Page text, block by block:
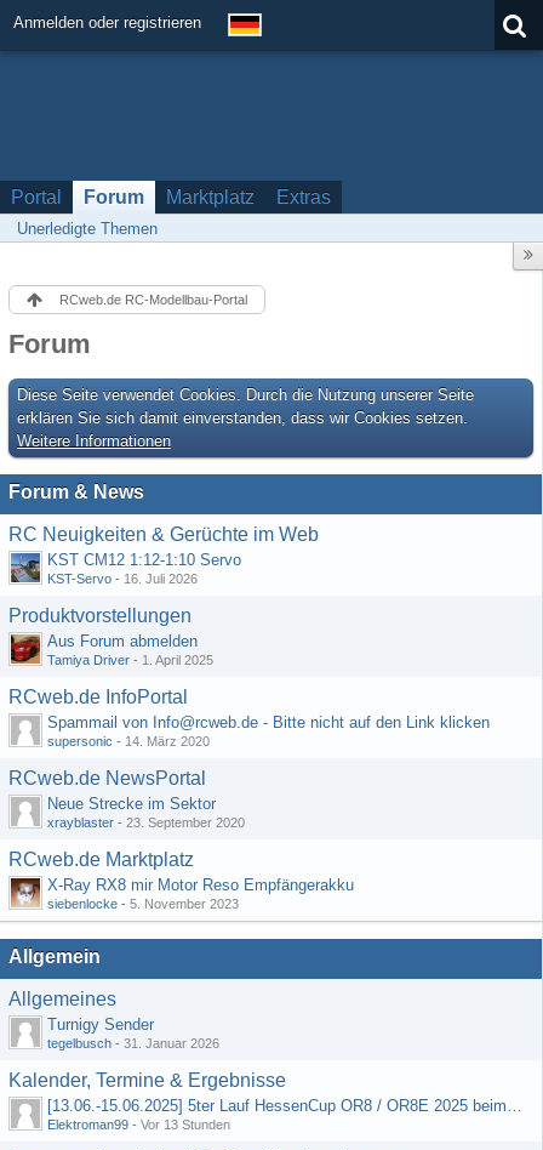
Anmelden oder registrieren
Portal Forum Marktplatz Extras
Unerledigte Themen
RCweb.de RC-Modellbau-Portal
Forum
Diese Seite verwendet Cookies. Durch die Nutzung unserer Seite
erklären Sie sich damit einverstanden, dass wir Cookies setzen.
Weitere Informationen
Forum & News
RC Neuigkeiten & Gerüchte im Web
KST CM12 1:12-1:10 Servo
KST-Servo - 16. Juli 2026
Produktvorstellungen
Aus Forum abmelden
Tamiya Driver - 1. April 2025
RCweb.de InfoPortal
Spammail von Info@rcweb.de - Bitte nicht auf den Link klicken
supersonic - 14. März 2020
RCweb.de NewsPortal
Neue Strecke im Sektor
xrayblaster - 23. September 2020
RCweb.de Marktplatz
X-Ray RX8 mir Motor Reso Empfängerakku
siebenlocke - 5. November 2023
Allgemein
Allgemeines
Turnigy Sender
tegelbusch - 31. Januar 2026
Kalender, Termine & Ergebnisse
[13.06.-15.06.2025] 5ter Lauf HessenCup OR8 / OR8E 2025 beim MSC Ober-Mörlen e.V.
Elektroman99 - Vor 13 Stunden